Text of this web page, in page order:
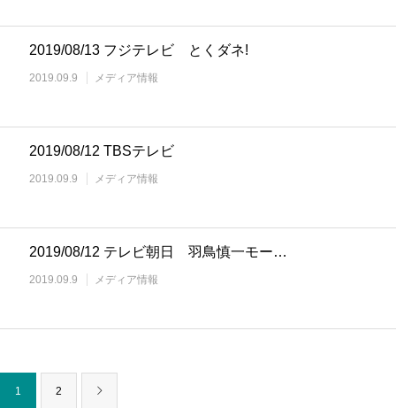
2019/08/13 フジテレビ とくダネ!
2019.09.9 メディア情報
2019/08/12 TBSテレビ
2019.09.9 メディア情報
2019/08/12 テレビ朝日 羽鳥慎一モー…
2019.09.9 メディア情報
1 2